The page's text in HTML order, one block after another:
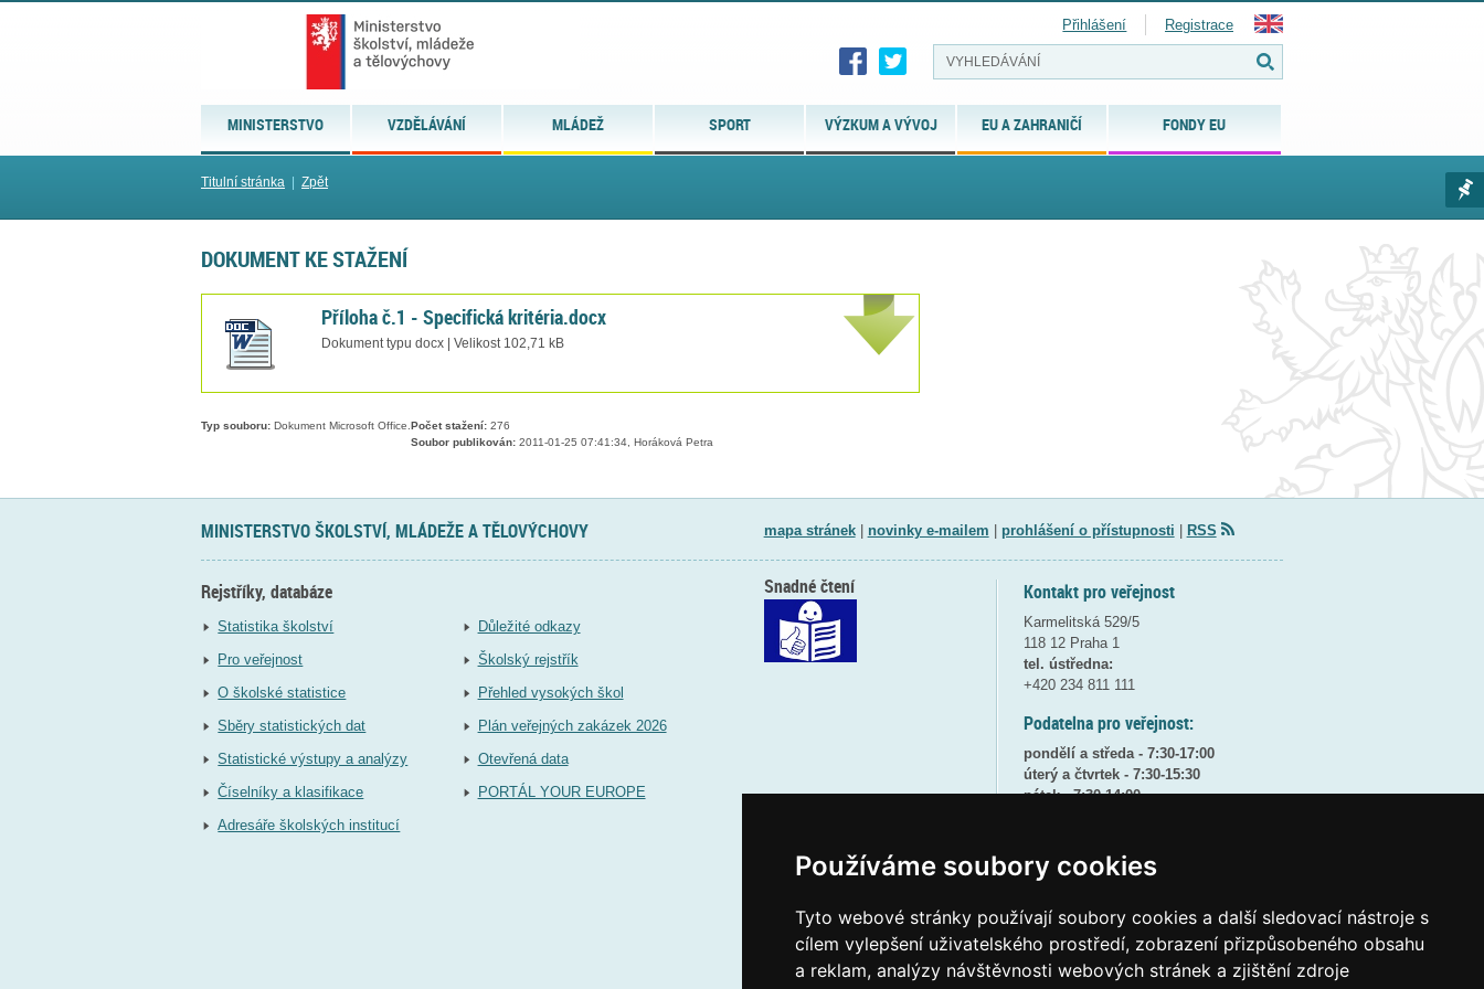
Používáme soubory cookies
Tyto webové stránky používají soubory cookies a další sledovací nástroje s
cílem vylepšení uživatelského prostředí, zobrazení přizpůsobeného obsahu
a reklam, analýzy návštěvnosti webových stránek a zjištění zdroje
MINISTERSTVO VZDĚLÁVÁNÍ MLÁDEŽ SPORT VÝZKUM A VÝVOJ EU A ZAHRANIČÍ FONDY EU
Přihlášení Registrace
Titulní stránka Zpět
DOKUMENT KE STAŽENÍ
Příloha č.1 - Specifická kritéria.docx
Dokument typu docx | Velikost 102,71 kB
Typ souboru: Dokument Microsoft Office. Počet stažení: 276
Soubor publikován: 2011-01-25 07:41:34, Horáková Petra
MINISTERSTVO ŠKOLSTVÍ, MLÁDEŽE A TĚLOVÝCHOVY mapa stránek| novinky e-mailem prohlášení o přístupnosti RSS
Rejstříky, databáze
Statistika školství
Pro veřejnost
O školské statistice
Sběry statistických dat
Statistické výstupy a analýzy
Číselníky a klasifikace
Adresáře školských institucí
Důležité odkazy
Školský rejstřík
Přehled vysokých škol
Plán veřejných zakázek 2026
Otevřená data
PORTÁL YOUR EUROPE
Kontakt pro veřejnost
Karmelitská 529/5
118 12 Praha 1
tel. ústředna:
+420 234 811 111
Podatelna pro veřejnost:
pondělí a středa - 7:30-17:00
úterý a čtvrtek - 7:30-15:30
pátek - 7:30-14:00
(více informacíZDE)
posta@msmtgovcz
ID datové schránky: vidaawt
Snadné čtení